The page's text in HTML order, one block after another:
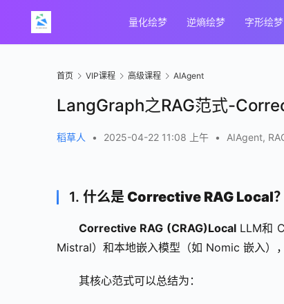
量化绘梦 逆熵绘梦 字形绘梦
首页 VIP课程 高级课程 AIAgent
LangGraph之RAG范式-
稻草人 • 2025-04-22 11:08 上午 • AIAgent,
1. 什么是 Corrective RAG Local？
Corrective RAG (CRAG)Local LLM和
Mistral）和本地嵌入模型（如 Nomic 嵌入）
其核心范式可以总结为：